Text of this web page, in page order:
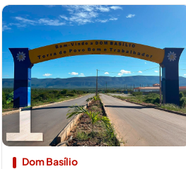
1
Dom Basílio